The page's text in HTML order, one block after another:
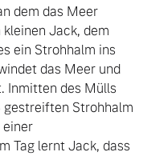
dem das Meer
Jack, dem
ein Strohhalm ins
das Meer und
Inmitten des Mülls
Strohhalm
einer
Tag lernt Jack, dass